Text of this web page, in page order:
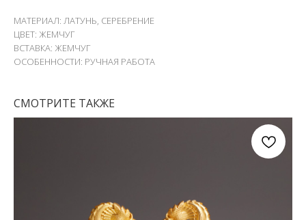
МАТЕРИАЛ: ЛАТУНЬ, СЕРЕБРЕНИЕ
ЦВЕТ: ЖЕМЧУГ
ВСТАВКА: ЖЕМЧУГ
ОСОБЕННОСТИ: РУЧНАЯ РАБОТА
СМОТРИТЕ ТАКЖЕ